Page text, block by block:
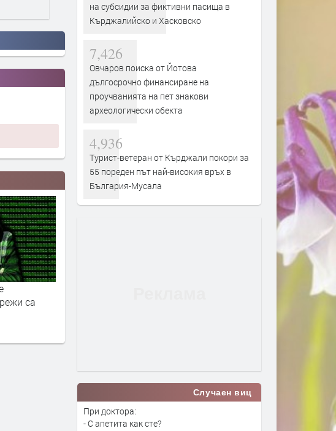
са
Започва подготовката за
на субсидии за фиктивни пасища в
Кърджалийско и Хасковско
7,426
Овчаров поиска от Йотова
дългосрочно финансиране на
проучванията на пет знакови
археологически обекта
4,936
Турист-ветеран от Кърджали покори за
55 пореден път най-високия връх в
България-Мусала
Случаен виц
При доктора:
- С апетита как сте?